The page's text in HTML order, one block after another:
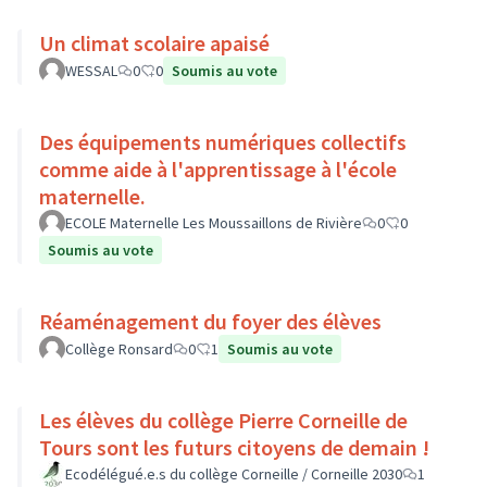
Un climat scolaire apaisé
WESSAL 0 0 Soumis au vote
Des équipements numériques collectifs
comme aide à l'apprentissage à l'école
maternelle.
ECOLE Maternelle Les Moussaillons de Rivière 0
0
Soumis au vote
Réaménagement du foyer des élèves
Collège Ronsard 0 1 Soumis au vote
Les élèves du collège Pierre Corneille de
Tours sont les futurs citoyens de demain !
Ecodélégué.e.s du collège Corneille / Corneille 2030 1